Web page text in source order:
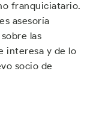
franquiciatario.
asesoría
las
interesa y de lo
socio de